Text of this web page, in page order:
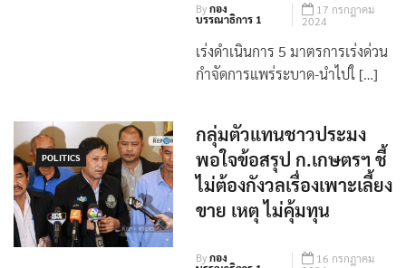
Byกอง
บรรณาธิการ 1
17 กรกฎาคม
2024
เร่งดำเนินการ 5 มาตรการเร่งด่วน
กำจัดการแพร่ระบาด-นำไปใ […]
POLITICS
กลุ่มตัวแทนชาวประมง
พอใจข้อสรุป ก.เกษตรฯ ชี้
ไม่ต้องกังวลเรื่องเพาะเลี้ยง
ขาย เหตุ ไม่คุ้มทุน
Byกอง
16 กรกฎาคม